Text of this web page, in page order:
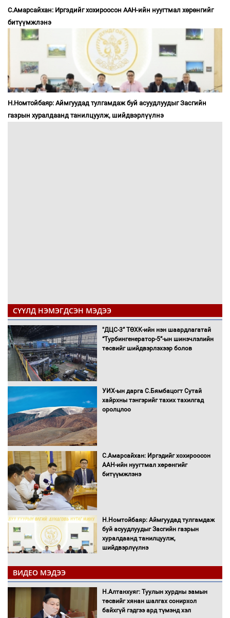
С.Амарсайхан: Иргэдийг хохироосон ААН-ийн нуугтмал хөрөнгийг
битүүмжлэнэ
Н.Номтойбаяр: Аймгуудад тулгамдаж буй асуудлуудыг Засгийн
газрын хуралдаанд танилцуулж, шийдвэрлүүлнэ
СҮҮЛД НЭМЭГДСЭН МЭДЭЭ
"ДЦС-3” ТӨХК-ийн нэн шаардлагатай
“Турбингенератор-5”-ын шинэчлэлийн
төсвийг шийдвэрлэхээр болов
УИХ-ын дарга С.Бямбацогт Сутай
хайрхны тэнгэрийг тахих тахилгад
оролцлоо
С.Амарсайхан: Иргэдийг хохироосон
ААН-ийн нуугтмал хөрөнгийг
битүүмжлэнэ
Н.Номтойбаяр: Аймгуудад тулгамдаж
буй асуудлуудыг Засгийн газрын
хуралдаанд танилцуулж,
шийдвэрлүүлнэ
эрэгтэйчүүдийн волейболын тэмцээнд
оролцож байгаа баг тамирчдад
амжилт хүслээ
ВИДЕО МЭДЭЭ
Н.Алтанхуяг: Туулын хурдны замын
төсвийг хянан шалгах сонирхол
байхгүй гэдгээ ард түмэнд хэл